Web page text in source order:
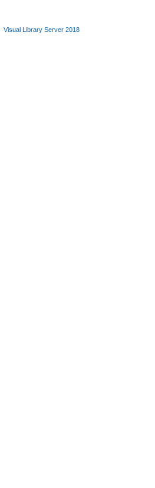
Visual Library Server 2018